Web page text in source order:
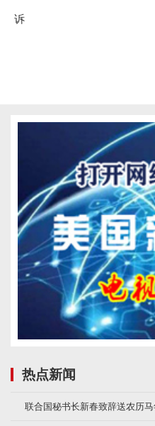
诉
热点新闻
联合国秘书长新春致辞送农历